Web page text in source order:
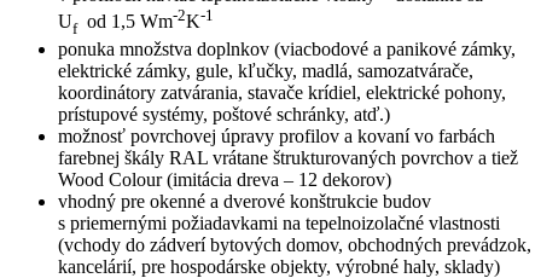
Ufod 1,5 Wm-2K-1
ponuka množstva doplnkov (viacbodové a panikové zámky,
elektrické zámky, gule, kľučky, madlá, samozatvárače,
koordinátory zatvárania, stavače krídiel, elektrické pohony,
prístupové systémy, poštové schránky, atď.)
možnosť povrchovej úpravy profilov a kovaní vo farbách
farebnej škály RAL vrátane štrukturovaných povrchov a tiež
Wood Colour (imitácia dreva – 12 dekorov)
vhodný pre okenné a dverové konštrukcie budov
s priemernými požiadavkami na tepelnoizolačné vlastnosti
(vchody do zádverí bytových domov, obchodných prevádzok,
kancelárií, pre hospodárske objekty, výrobné haly, sklady)